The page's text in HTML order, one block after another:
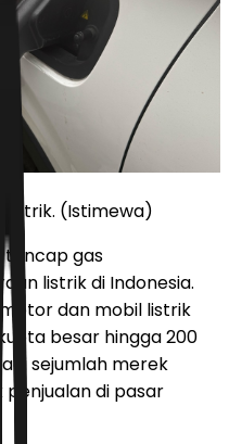
listrik. (Istimewa)
gas
listrik di Indonesia.
motor dan mobil listrik
besar hingga 200
sejumlah merek
di pasar